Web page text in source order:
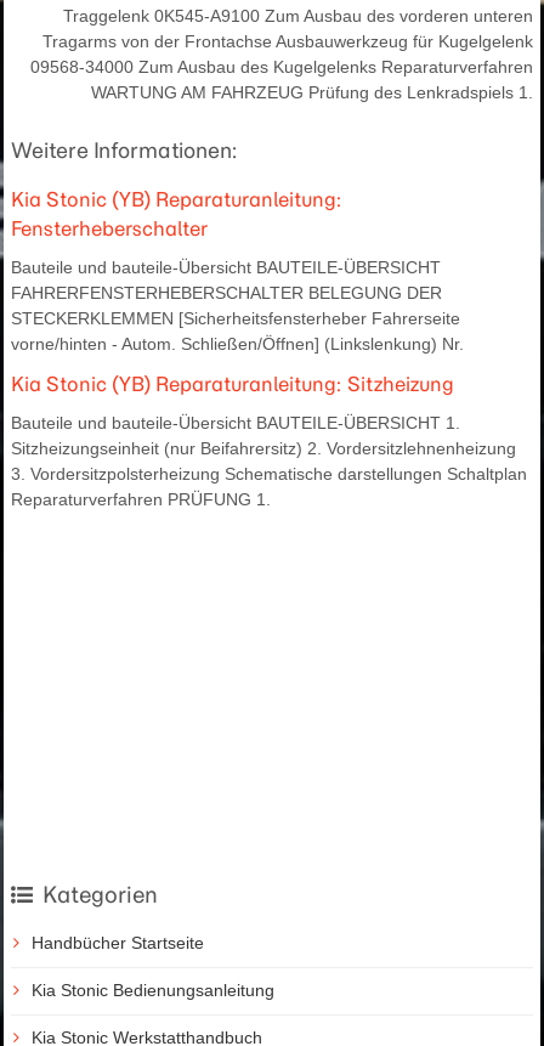
Traggelenk 0K545-A9100 Zum Ausbau des vorderen unteren
Tragarms von der Frontachse Ausbauwerkzeug für Kugelgelenk
09568-34000 Zum Ausbau des Kugelgelenks Reparaturverfahren
WARTUNG AM FAHRZEUG Prüfung des Lenkradspiels 1.
Weitere Informationen:
Kia Stonic (YB) Reparaturanleitung:
Fensterheberschalter
Bauteile und bauteile-Übersicht BAUTEILE-ÜBERSICHT
FAHRERFENSTERHEBERSCHALTER BELEGUNG DER
STECKERKLEMMEN [Sicherheitsfensterheber Fahrerseite
vorne/hinten - Autom. Schließen/Öffnen] (Linkslenkung) Nr.
Kia Stonic (YB) Reparaturanleitung: Sitzheizung
Bauteile und bauteile-Übersicht BAUTEILE-ÜBERSICHT 1.
Sitzheizungseinheit (nur Beifahrersitz) 2. Vordersitzlehnenheizung
3. Vordersitzpolsterheizung Schematische darstellungen Schaltplan
Reparaturverfahren PRÜFUNG 1.
Kategorien
Handbücher Startseite
Kia Stonic Bedienungsanleitung
Kia Stonic Werkstatthandbuch